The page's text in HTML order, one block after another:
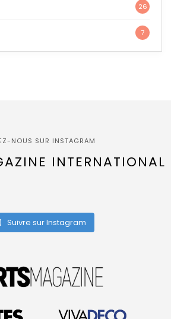
26
7
NOUS SUR INSTAGRAM
INTERNATIONAL
Suivre sur Instagram